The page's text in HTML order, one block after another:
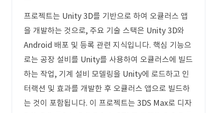
프로젝트는 Unity 3D를 기반으로 하여 오큘러스 앱
을 개발하는 것으로, 주요 기술 스택은 Unity 3D와
Android 배포 및 등록 관련 지식입니다. 핵심 기능으
로는 공장 설비를 Unity를 사용하여 오큘러스에 빌드
하는 작업, 기계 설비 모델링을 Unity에 로드하고 인
터랙션 및 효과를 개발한 후 오큘러스 앱으로 빌드하
는 것이 포함됩니다. 이 프로젝트는 3DS Max로 디자